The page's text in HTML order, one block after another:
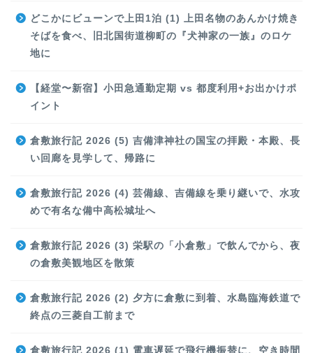
どこかにビューンで上田1泊 (1) 上田名物のあんかけ焼き
そばを食べ、旧北国街道柳町の『犬神家の一族』のロケ
地に
【経堂〜新宿】小田急通勤定期 vs 都度利用+お出かけポ
イント
倉敷旅行記 2026 (5) 吉備津神社の国宝の拝殿・本殿、長
い回廊を見学して、帰路に
倉敷旅行記 2026 (4) 芸備線、吉備線を乗り継いで、水攻
めで有名な備中高松城址へ
倉敷旅行記 2026 (3) 栄駅の「小倉敷」で飲んでから、夜
の倉敷美観地区を散策
倉敷旅行記 2026 (2) 夕方に倉敷に到着、水島臨海鉄道で
終点の三菱自工前まで
倉敷旅行記 2026 (1) 電車遅延で飛行機振替に、空き時間